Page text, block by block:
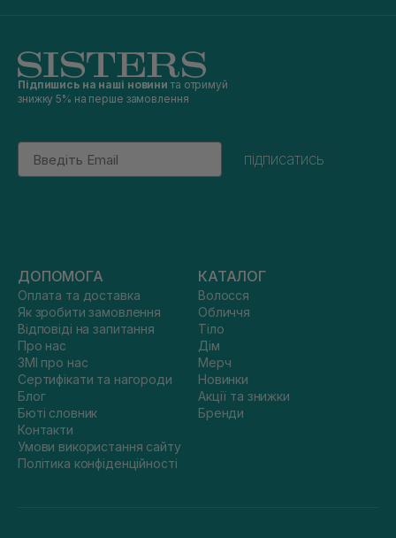
Підпишись на наші новини та отримуй
знижку 5% на перше замовлення
Email
підписатись
ДОПОМОГА
Оплата та доставка
Як зробити замовлення
Відповіді на запитання
Про нас
ЗМІ про нас
Сертифікати та нагороди
Блог
Бюті словник
Контакти
Умови використання сайту
Політика конфіденційності
КАТАЛОГ
Волосся
Обличчя
Тіло
Дім
Мерч
Новинки
Акції та знижки
Бренди